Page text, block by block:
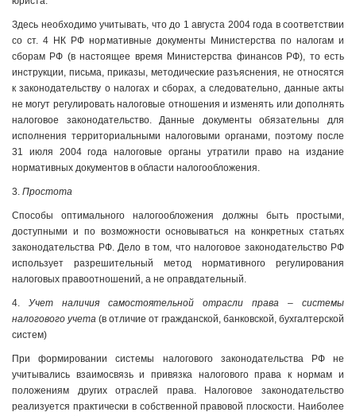
Здесь необходимо учитывать, что до 1 августа 2004 года в соответствии
со ст. 4 НК РФ нормативные документы Министерства по налогам и
сборам РФ (в настоящее время Министерства финансов РФ), то есть
инструкции, письма, приказы, методические разъяснения, не относятся
к законодательству о налогах и сборах, а следовательно, данные акты
не могут регулировать налоговые отношения и изменять или дополнять
налоговое законодательство. Данные документы обязательны для
исполнения территориальными налоговыми органами, поэтому после
31 июля 2004 года налоговые органы утратили право на издание
нормативных документов в области налогообложения.
3. Простота
Способы оптимального налогообложения должны быть простыми,
доступными и по возможности основываться на конкретных статьях
законодательства РФ. Дело в том, что налоговое законодательство РФ
использует разрешительный метод нормативного регулирования
налоговых правоотношений, а не оправдательный.
4. Учет наличия самостоятельной отрасли права – системы
налогового учета (в отличие от гражданской, банковской, бухгалтерской
систем)
При формировании системы налогового законодательства РФ не
учитывались взаимосвязь и привязка налогового права к нормам и
положениям других отраслей права. Налоговое законодательство
реализуется практически в собственной правовой плоскости. Наиболее